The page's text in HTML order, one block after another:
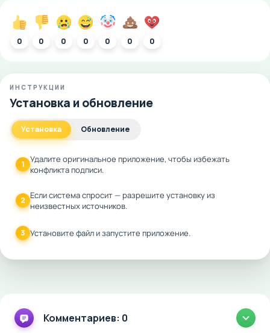
0 0 0 0 0 0 0
ИНСТРУКЦИИ
Установка и обновление
Установка Обновление
1 Удалите оригинальное приложение, чтобы избежать
конфликта подписи.
2 Если система спросит — разрешите установку из
неизвестных источников.
3 Установите файл и запустите приложение.
Комментариев: 0